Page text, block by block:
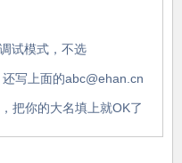
试模式，不选
写上面的abc@ehan.cn
把你的大名填上就OK了